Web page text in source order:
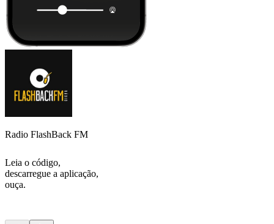
Radio FlashBack FM
Leia o código,
descarregue a aplicação,
ouça.